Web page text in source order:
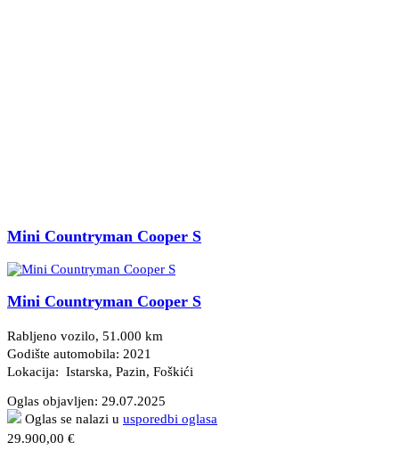
Mini Countryman Cooper S
Mini Countryman Cooper S
Rabljeno vozilo, 51.000 km
Godište automobila: 2021
Lokacija: Istarska, Pazin, Foškići
Oglas objavljen: 29.07.2025
Oglas se nalazi u usporedbi oglasa
29.900,00 €